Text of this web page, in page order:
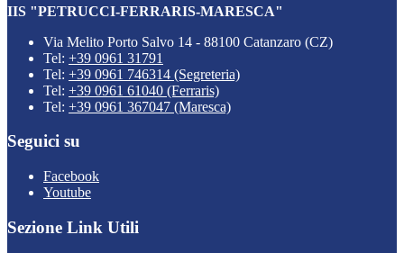
IIS "PETRUCCI-FERRARIS-MARESCA"
Via Melito Porto Salvo 14 - 88100 Catanzaro (CZ)
Tel: +39 0961 31791
Tel: +39 0961 746314 (Segreteria)
Tel: +39 0961 61040 (Ferraris)
Tel: +39 0961 367047 (Maresca)
Seguici su
Facebook
Youtube
Sezione Link Utili